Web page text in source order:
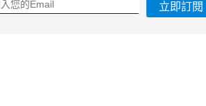
立即訂閱